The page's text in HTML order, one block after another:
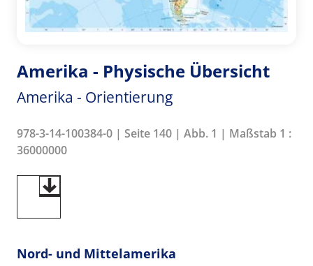
Amerika - Physische Übersicht
Amerika - Orientierung
978-3-14-100384-0 | Seite 140 | Abb. 1 | Maßstab 1 :
36000000
Nord- und Mittelamerika